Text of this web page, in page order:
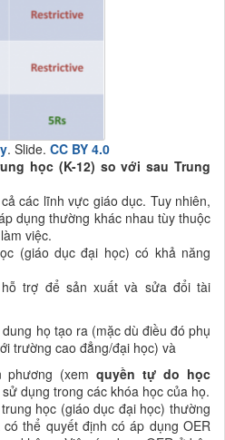
. Slide. CC BY 4.0
học (K-12) so với sau Trung
các lĩnh vực giáo dục. Tuy nhiên,
dụng thường khác nhau tùy thuộc
việc.
(giáo dục đại học) có khả năng
trợ để sản xuất và sửa đổi tài
họ tạo ra (mặc dù điều đó phụ
trường cao đẳng/đại học) và
phương (xemquyền tự do học
dụng trong các khóa học của họ.
học (giáo dục đại học) thường
thể quyết định có áp dụng OER